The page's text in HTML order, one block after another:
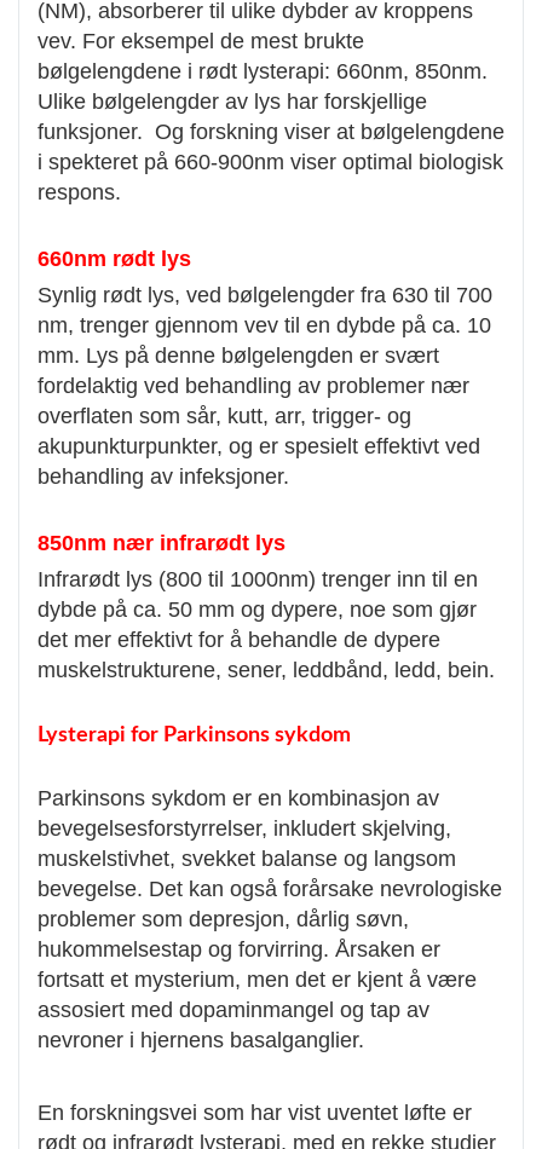
(NM), absorberer til ulike dybder av kroppens
vev. For eksempel de mest brukte
bølgelengdene i rødt lysterapi: 660nm, 850nm.
Ulike bølgelengder av lys har forskjellige
funksjoner. Og forskning viser at bølgelengdene
i spekteret på 660-900nm viser optimal biologisk
respons.
660nm rødt lys
Synlig rødt lys, ved bølgelengder fra 630 til 700
nm, trenger gjennom vev til en dybde på ca. 10
mm. Lys på denne bølgelengden er svært
fordelaktig ved behandling av problemer nær
overflaten som sår, kutt, arr, trigger- og
akupunkturpunkter, og er spesielt effektivt ved
behandling av infeksjoner.
850nm nær infrarødt lys
Infrarødt lys (800 til 1000nm) trenger inn til en
dybde på ca. 50 mm og dypere, noe som gjør
det mer effektivt for å behandle de dypere
muskelstrukturene, sener, leddbånd, ledd, bein.
Lysterapi for Parkinsons sykdom
Parkinsons sykdom er en kombinasjon av
bevegelsesforstyrrelser, inkludert skjelving,
muskelstivhet, svekket balanse og langsom
bevegelse. Det kan også forårsake nevrologiske
problemer som depresjon, dårlig søvn,
hukommelsestap og forvirring. Årsaken er
fortsatt et mysterium, men det er kjent å være
assosiert med dopaminmangel og tap av
nevroner i hjernens basalganglier.
En forskningsvei som har vist uventet løfte er
rødt og infrarødt lysterapi, med en rekke studier